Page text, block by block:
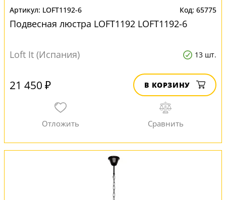
LOFT1192-6 65775
Подвесная люстра LOFT1192 LOFT1192-6
Loft It (Испания) 13 шт.
21 450 ₽ В КОРЗИНУ